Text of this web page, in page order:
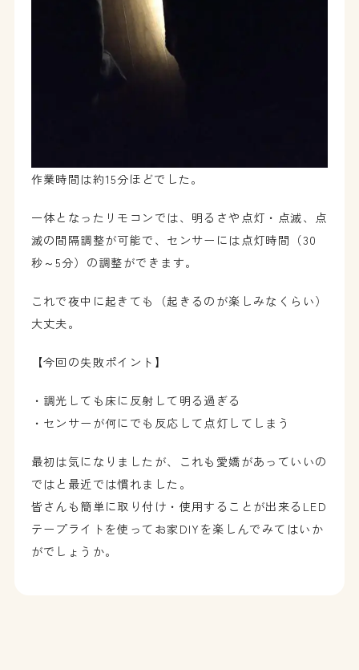
作業時間は約15分ほどでした。
一体となったリモコンでは、明るさや点灯・点滅、点
滅の間隔調整が可能で、センサーには点灯時間（30
秒～5分）の調整ができます。
これで夜中に起きても（起きるのが楽しみなくらい）
大丈夫。
【今回の失敗ポイント】
・調光しても床に反射して明る過ぎる
・センサーが何にでも反応して点灯してしまう
最初は気になりましたが、これも愛嬌があっていいの
ではと最近では慣れました。
皆さんも簡単に取り付け・使用することが出来るLED
テープライトを使ってお家DIYを楽しんでみてはいか
がでしょうか。